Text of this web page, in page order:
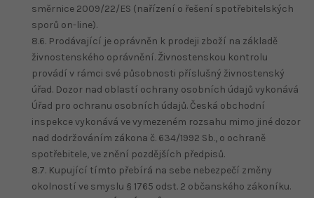
směrnice 2009/22/ES (nařízení o řešení spotřebitelských
sporů on-line).
8.6. Prodávající je oprávněn k prodeji zboží na základě
živnostenského oprávnění. Živnostenskou kontrolu
provádí v rámci své působnosti příslušný živnostenský
úřad. Dozor nad oblastí ochrany osobních údajů vykonává
Úřad pro ochranu osobních údajů. Česká obchodní
inspekce vykonává ve vymezeném rozsahu mimo jiné dozor
nad dodržováním zákona č. 634/1992 Sb., o ochraně
spotřebitele, ve znění pozdějších předpisů.
8.7. Kupující tímto přebírá na sebe nebezpečí změny
okolností ve smyslu § 1765 odst. 2 občanského zákoníku.